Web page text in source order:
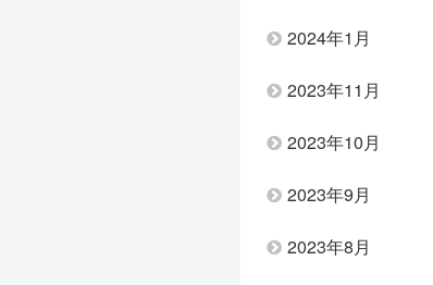
2024年1月
2023年11月
2023年10月
2023年9月
2023年8月